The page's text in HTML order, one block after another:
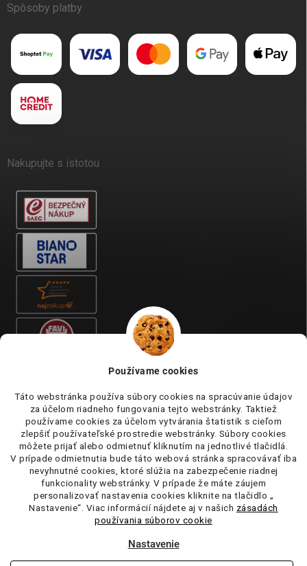
Používame cookies
Táto webstránka používa súbory cookies na spracúvanie údajov
za účelom riadneho fungovania tejto webstránky. Taktiež
používame cookies za účelom vytvárania štatistik s cieľom
zlepšiť používateľské prostredie webstránky. Súbory cookies
môžete prijať alebo odmietnuť kliknutím na jednotlivé tlačidlá.
V prípade odmietnutia bude táto webová stránka spracovávať iba
nevyhnutné cookies, ktoré slúžia na zabezpečenie riadnej
funkcionality webstránky. V prípade že máte záujem
personalizovať nastavenia cookies kliknite na tlačidlo „
Nastavenie“. Viac informácií nájdete aj v našich zásadách
používania súborov cookie
Nastavenie
Spôsoby platby
Nakupujte s istotou